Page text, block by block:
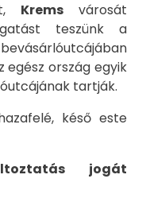
Krems városát
teszünk a
ország egyik
tartják.
késő este
jogát